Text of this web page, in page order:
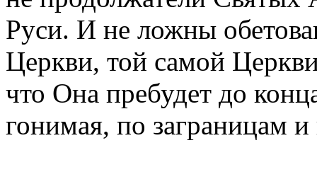
Руси. И не ложны
Церкви, той самой
что Она пребудет до
гонимая, по заграницам